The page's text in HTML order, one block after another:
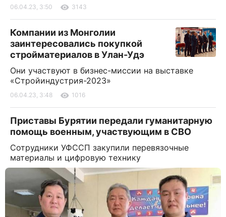
06.04.23, 3:50 3143
Компании из Монголии
заинтересовались покупкой
стройматериалов в Улан-Удэ
Они участвуют в бизнес-миссии на выставке
«Стройиндустрия-2023»
06.04.23, 3:48 1016
Приставы Бурятии передали гуманитарную
помощь военным, участвующим в СВО
Сотрудники УФССП закупили перевязочные
материалы и цифровую технику